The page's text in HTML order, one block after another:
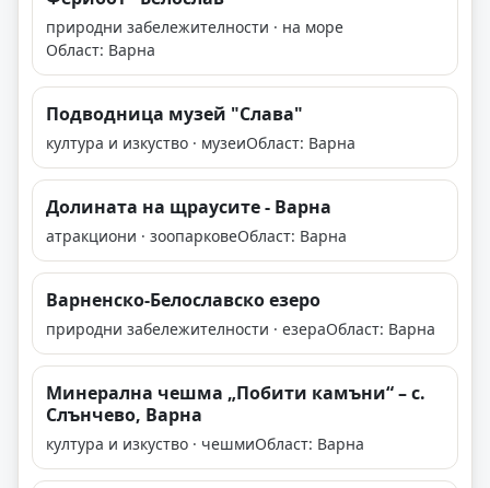
природни забележителности · на море
Област: Варна
Подводница музей "Слава"
култура и изкуство · музеиОбласт: Варна
Долината на щраусите - Варна
атракциони · зоопарковеОбласт: Варна
Варненско-Белославско езеро
природни забележителности · езераОбласт: Варна
Минерална чешма „Побити камъни“ – с.
Слънчево, Варна
култура и изкуство · чешмиОбласт: Варна